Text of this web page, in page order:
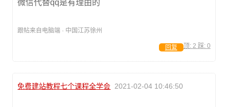
微信代替qq是有理由的
跟帖来自电脑端 · 中国江苏徐州
顶: 2 踩: 0
回复
免费建站教程七个课程全学会 2021-02-04 10:46:50